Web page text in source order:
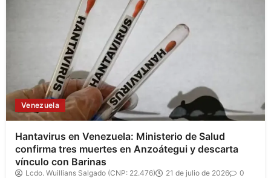
Venezuela
Hantavirus en Venezuela: Ministerio de Salud
confirma tres muertes en Anzoátegui y descarta
vínculo con Barinas
Lcdo. Wuillians Salgado (CNP: 22.476) 21 de julio de 2026 0